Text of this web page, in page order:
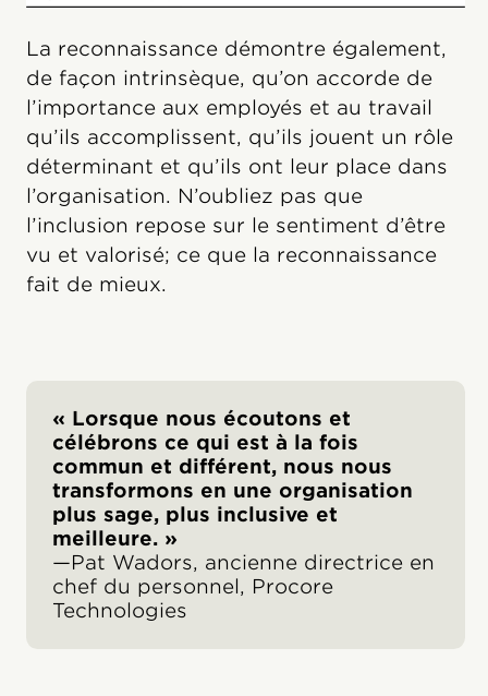
La reconnaissance démontre également,
de façon intrinsèque, qu’on accorde de
l’importance aux employés et au travail
qu’ils accomplissent, qu’ils jouent un rôle
déterminant et qu’ils ont leur place dans
l’organisation. N’oubliez pas que
l’inclusion repose sur le sentiment d’être
vu et valorisé; ce que la reconnaissance
fait de mieux.
« Lorsque nous écoutons et
célébrons ce qui est à la fois
commun et différent, nous nous
transformons en une organisation
plus sage, plus inclusive et
meilleure. »
—Pat Wadors, ancienne directrice en
chef du personnel, Procore
Technologies